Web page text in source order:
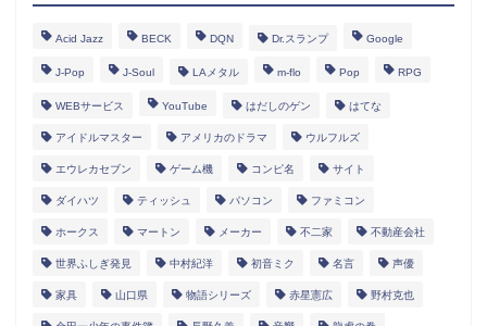
Acid Jazz BECK DQN Dr.スランプ Google
J-Pop J-Soul LAメタル m-flo Pop RPG
WEBサービス YouTube はだしのゲン はてな
アイドルマスター アメリカのドラマ ウルフルズ
エウレカセブン ゲーム機 コンピ名 サイト
ダイハツ ティッシュ パソコン ファミコン
ホークス マートン メーカー 不二家 不動産会社
世界ふしぎ発見 中村紀洋 初音ミク 名言 声優
家具 山口県 物語シリーズ 赤星憲広 野村克也